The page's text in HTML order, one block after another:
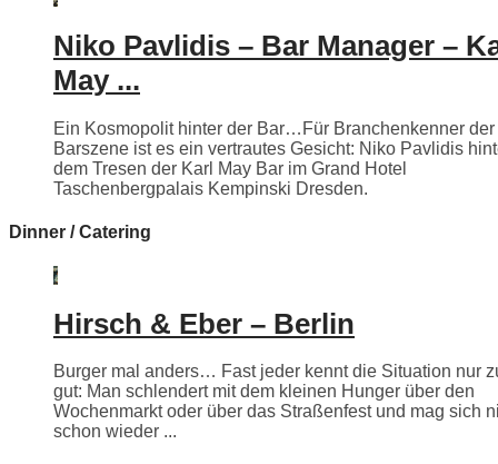
Niko Pavlidis – Bar Manager –
May ...
Ein Kosmopolit hinter der Bar…Für Branchenkenner der
Barszene ist es ein vertrautes Gesicht: Niko Pavlidis
dem Tresen der Karl May Bar im Grand Hotel
Taschenbergpalais Kempinski Dresden.
Dinner / Catering
Hirsch & Eber – Berlin
Burger mal anders… Fast jeder kennt die Situation nur
gut: Man schlendert mit dem kleinen Hunger über den
Wochenmarkt oder über das Straßenfest und mag sich
schon wieder ...